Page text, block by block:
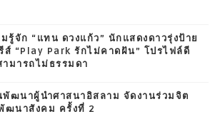
รู้จัก “แทน ดวงแก้ว” นักแสดงดาวรุ่งป้าย
ส์ “Play Park รักไม่คาดฝัน” โปรไฟล์ดี
ามารถไม่ธรรมดา
พัฒนาผู้นำศาสนาอิสลาม จัดงานร่วมจิต
ฒนาสังคม ครั้งที่ 2